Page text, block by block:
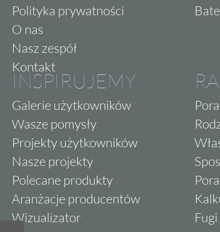
Polityka prywatności
O nas
Nasz zespół
Kontakt
INSPIRUJEMY
Galerie użytkowników
Wasze pomysły
Projekty użytkowników
Nasze projekty
Polecane produkty
Aranżacje producentów
Wizualizator